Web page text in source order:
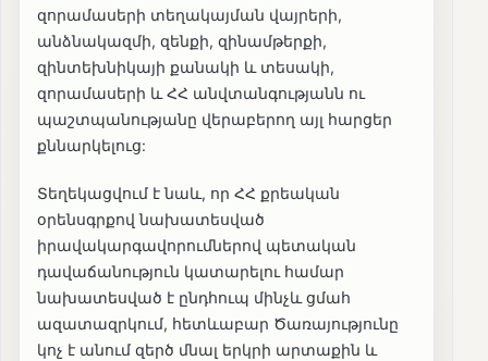
զորամասերի տեղակայման վայրերի,
անձնակազմի, զենքի, զինամթերքի,
զինտեխնիկայի քանակի և տեսակի,
զորամասերի և ՀՀ անվտանգությանն ու
պաշտպանությանը վերաբերող այլ հարցեր
քննարկելուց:
Տեղեկացվում է նաև, որ ՀՀ քրեական
օրենսգրքով նախատեսված
իրավակարգավորումներով պետական
դավաճանություն կատարելու համար
նախատեսված է ընդհուպ մինչև ցմահ
ազատազրկում, հետևաբար Ծառայությունը
կոչ է անում զերծ մնալ երկրի արտաքին և